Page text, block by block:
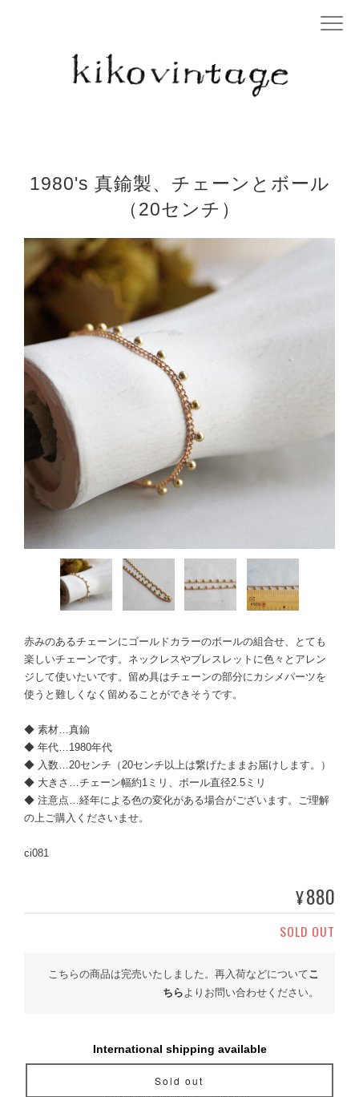
1980's 真鍮製、チェーンとボール
（20センチ）
赤みのあるチェーンにゴールドカラーのボールの組合せ、とても
楽しいチェーンです。ネックレスやブレスレットに色々とアレン
ジして使いたいです。留め具はチェーンの部分にカシメパーツを
使うと難しくなく留めることができそうです。
◆ 素材…真鍮
◆ 年代…1980年代
◆ 入数…20センチ（20センチ以上は繋げたままお届けします。）
◆ 大きさ…チェーン幅約1ミリ、ボール直径2.5ミリ
◆ 注意点…経年による色の変化がある場合がございます。ご理解
の上ご購入くださいませ。
ci081
¥880
SOLD OUT
こちらの商品は完売いたしました。再入荷などについてこ
ちらよりお問い合わせください。
International shipping available
Sold out